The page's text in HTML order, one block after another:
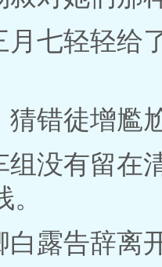
月七轻轻给
猜错徒增尷
组没有留在
白露告辞离